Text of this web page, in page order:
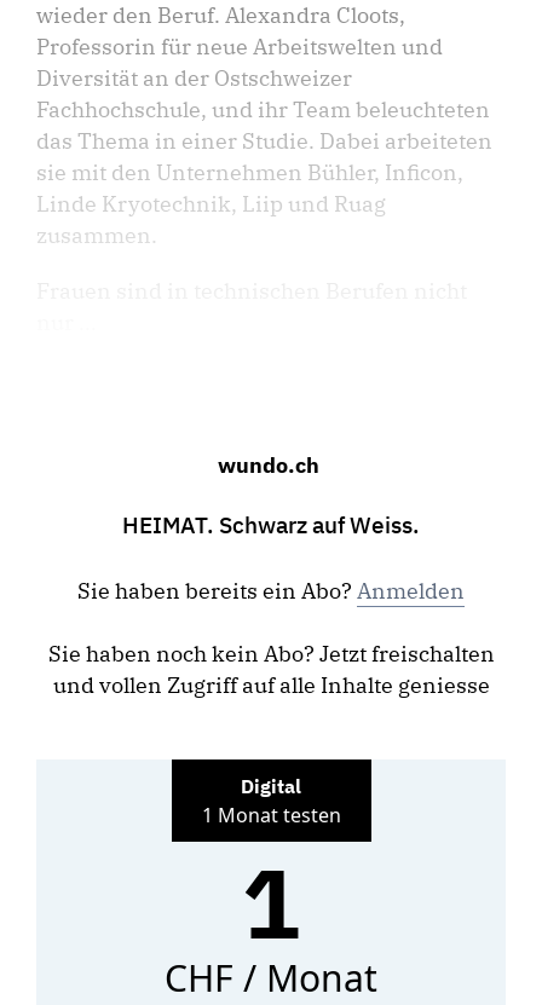
wieder den Beruf. Alexandra Cloots,
Professorin für neue Arbeitswelten und
Diversität an der Ostschweizer
Fachhochschule, und ihr Team beleuchteten
das Thema in einer Studie. Dabei arbeiteten
sie mit den Unternehmen Bühler, Inficon,
Linde Kryotechnik, Liip und Ruag
zusammen.
wundo.ch
HEIMAT. Schwarz auf Weiss.
Sie haben bereits ein Abo? Anmelden
Sie haben noch kein Abo? Jetzt freischalten
und vollen Zugriff auf alle Inhalte geniesse
Digital
1 Monat testen
1
CHF / Monat